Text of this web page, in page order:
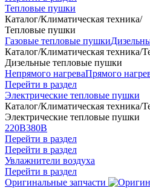
Тепловые пушки
Каталог/Климатическая техника/
Тепловые пушки
Газовые тепловые пушки
Каталог/Климатическая техника/
Дизельные тепловые пушки
Непрямого нагреваПрямого
Перейти в раздел
Электрические тепловые пушки
Каталог/Климатическая техника/
Электрические тепловые пушки
220В380В
Перейти в раздел
Перейти в раздел
Увлажнители воздуха
Перейти в раздел
Оригинальные запчасти